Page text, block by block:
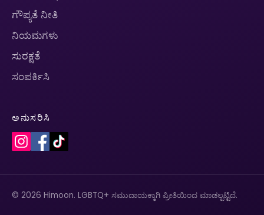
ಗೌಪ್ಯತೆ ನೀತಿ
ನಿಯಮಗಳು
ಸುರಕ್ಷತೆ
ಸಂಪರ್ಕಿಸಿ
ಅನುಸರಿಸಿ
© 2026 Himoon. LGBTQ+ ಸಮುದಾಯಕ್ಕಾಗಿ ಪ್ರೀತಿಯಿಂದ ಮಾಡಲ್ಪಟ್ಟಿದೆ.